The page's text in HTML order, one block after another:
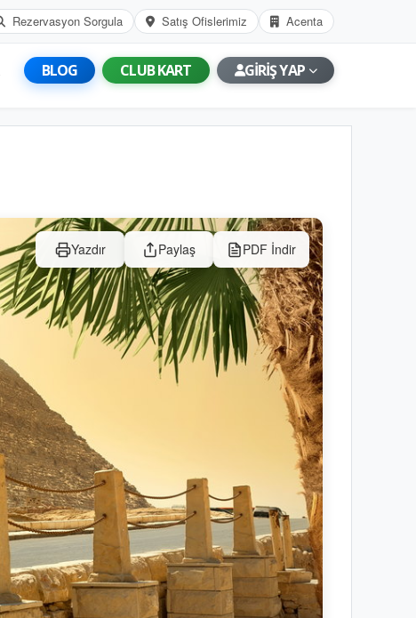
Rezervasyon Sorgula Satış Ofislerimiz Acenta
BLOG CLUB KART GİRİŞ YAP
Yazdır Paylaş PDF İndir